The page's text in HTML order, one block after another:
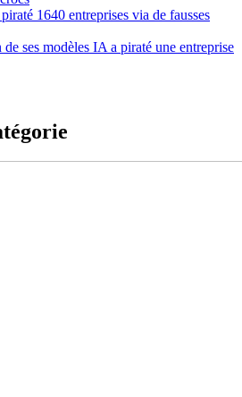
1640 entreprises via de fausses
ses modèles IA a piraté une entreprise